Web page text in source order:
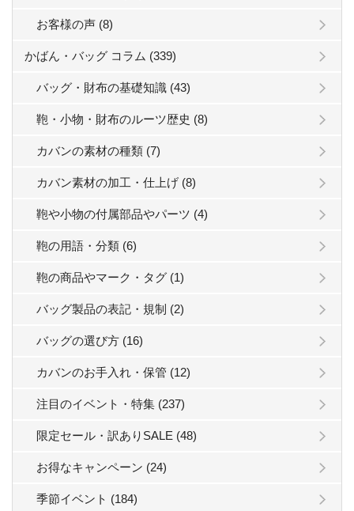
お客様の声 (8)
かばん・バッグ コラム (339)
バッグ・財布の基礎知識 (43)
鞄・小物・財布のルーツ歴史 (8)
カバンの素材の種類 (7)
カバン素材の加工・仕上げ (8)
鞄や小物の付属部品やパーツ (4)
鞄の用語・分類 (6)
鞄の商品やマーク・タグ (1)
バッグ製品の表記・規制 (2)
バッグの選び方 (16)
カバンのお手入れ・保管 (12)
注目のイベント・特集 (237)
限定セール・訳ありSALE (48)
お得なキャンペーン (24)
季節イベント (184)